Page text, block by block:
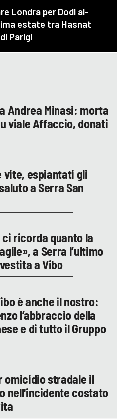
Andrea Minasi: morta
viale Affaccio, donati
vite, espiantati gli
a Serra San
ricorda quanto la
a Serra l’ultimo
a Vibo
è anche il nostro:
l’abbraccio della
e di tutto il Gruppo
omicidio stradale il
nell'incidente costato